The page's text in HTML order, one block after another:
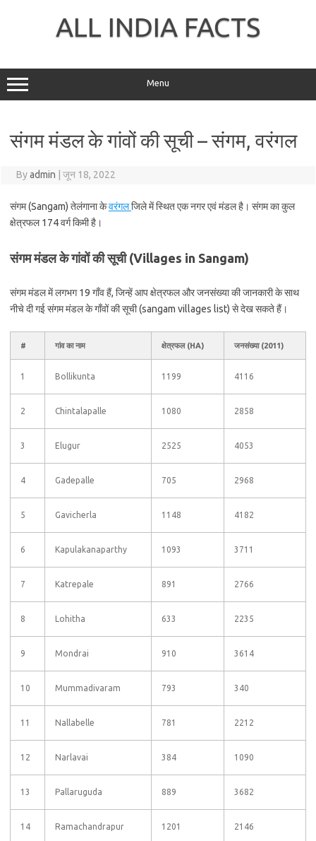
ALL INDIA FACTS
Menu
संगम मंडल के गांवों की सूची – संगम, वरंगल
Byadmin जून 18, 2022
संगम (Sangam) तेलंगाना केवरंगलजिले में स्थित एक नगर एवं मंडल है। संगम का कुल
क्षेत्रफल 174 वर्ग किमी है।
संगम मंडल के गांवों की सूची (Villages in Sangam)
संगम मंडल में लगभग 19 गाँव हैं, जिन्हें आप क्षेत्रफल और जनसंख्या की जानकारी के साथ
नीचे दी गई संगम मंडल के गाँवों की सूची (sangam villages list) से देख सकते हैं।
# गांव का नाम क्षेत्रफल (HA) जनसंख्या (2011)
1 Bollikunta 1199 4116
2 Chintalapalle 1080 2858
3 Elugur 2525 4053
4 Gadepalle 705 2968
5 Gavicherla 1148 4182
6 Kapulakanaparthy 1093 3711
7 Katrepale 891 2766
8 Lohitha 633 2235
9 Mondrai 910 3614
10 Mummadivaram 793 340
11 Nallabelle 781 2212
12 Narlavai 384 1090
13 Pallaruguda 889 3682
14 Ramachandrapur 1201 2146